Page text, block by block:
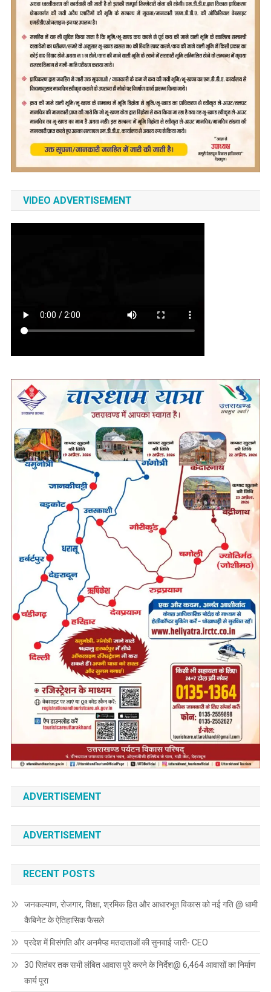
VIDEO ADVERTISEMENT
ADVERTISEMENT
ADVERTISEMENT
RECENT POSTS
जनकल्याण, रोजगार, शिक्षा, श्रमिक हित और आधारभूत विकास को नई गति @ धामी
कैबिनेट के ऐतिहासिक फैसले
प्रदेश में विसंगति और अनमैप्ड मतदाताओं की सुनवाई जारी- CEO
30 सितंबर तक सभी लंबित आवास पूरे करने के निर्देश@ 6,464 आवासों का निर्माण
कार्य पूरा